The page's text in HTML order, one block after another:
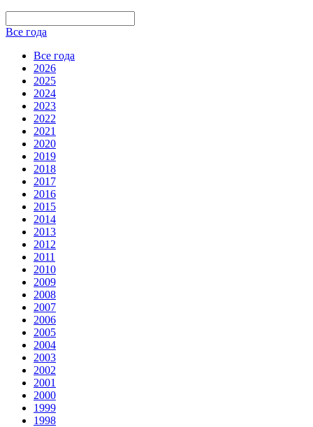
Все года
Все года
2026
2025
2024
2023
2022
2021
2020
2019
2018
2017
2016
2015
2014
2013
2012
2011
2010
2009
2008
2007
2006
2005
2004
2003
2002
2001
2000
1999
1998